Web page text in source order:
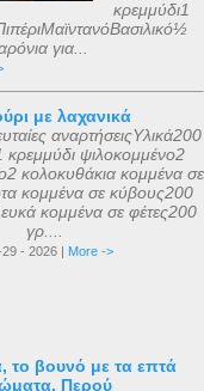
κρεμμύδι1
για...
με λαχανικά
αναρτήσειςΥλικά200
κρεμμύδι ψιλοκομμένο2
κολοκυθάκια κομμένα σε
κομμένα σε κύβους200
κομμένα σε φέτες200
γρ....
- 2026 | More ->
το βουνό με τα επτά
Περού